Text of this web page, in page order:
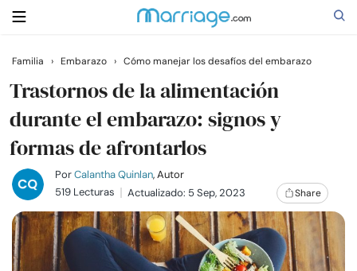
Buscar
Casarse
Relaciones
Familia
Familia › Embarazo › Cómo manejar los desafíos del embarazo
Trastornos de la alimentación
durante el embarazo: signos y
formas de afrontarlos
PorCalantha Quinlan, Autor
519 Lecturas
Actualizado: 5 Sep, 2023 Share